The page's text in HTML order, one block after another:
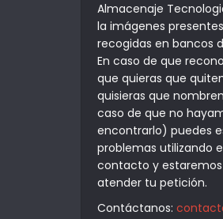
Almacenaje
la imágenes
recogidas en bancos
En caso de que
que quieras que
quisieras que
caso de que no
encontrarlo) puedes
problemas utilizando
contacto y
atender tu petición.
Contáctanos: